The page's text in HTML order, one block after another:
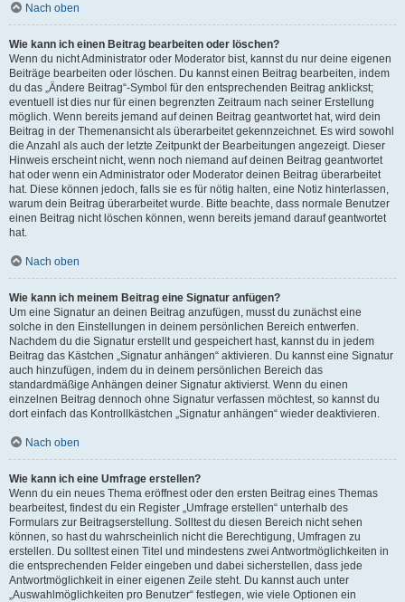
Nach oben
Wie kann ich einen Beitrag bearbeiten oder löschen?
Wenn du nicht Administrator oder Moderator bist, kannst du nur deine eigenen
Beiträge bearbeiten oder löschen. Du kannst einen Beitrag bearbeiten, indem
du das „Ändere Beitrag“-Symbol für den entsprechenden Beitrag anklickst;
eventuell ist dies nur für einen begrenzten Zeitraum nach seiner Erstellung
möglich. Wenn bereits jemand auf deinen Beitrag geantwortet hat, wird dein
Beitrag in der Themenansicht als überarbeitet gekennzeichnet. Es wird sowohl
die Anzahl als auch der letzte Zeitpunkt der Bearbeitungen angezeigt. Dieser
Hinweis erscheint nicht, wenn noch niemand auf deinen Beitrag geantwortet
hat oder wenn ein Administrator oder Moderator deinen Beitrag überarbeitet
hat. Diese können jedoch, falls sie es für nötig halten, eine Notiz hinterlassen,
warum dein Beitrag überarbeitet wurde. Bitte beachte, dass normale Benutzer
einen Beitrag nicht löschen können, wenn bereits jemand darauf geantwortet
hat.
Nach oben
Wie kann ich meinem Beitrag eine Signatur anfügen?
Um eine Signatur an deinen Beitrag anzufügen, musst du zunächst eine
solche in den Einstellungen in deinem persönlichen Bereich entwerfen.
Nachdem du die Signatur erstellt und gespeichert hast, kannst du in jedem
Beitrag das Kästchen „Signatur anhängen“ aktivieren. Du kannst eine Signatur
auch hinzufügen, indem du in deinem persönlichen Bereich das
standardmäßige Anhängen deiner Signatur aktivierst. Wenn du einen
einzelnen Beitrag dennoch ohne Signatur verfassen möchtest, so kannst du
dort einfach das Kontrollkästchen „Signatur anhängen“ wieder deaktivieren.
Nach oben
Wie kann ich eine Umfrage erstellen?
Wenn du ein neues Thema eröffnest oder den ersten Beitrag eines Themas
bearbeitest, findest du ein Register „Umfrage erstellen“ unterhalb des
Formulars zur Beitragserstellung. Solltest du diesen Bereich nicht sehen
können, so hast du wahrscheinlich nicht die Berechtigung, Umfragen zu
erstellen. Du solltest einen Titel und mindestens zwei Antwortmöglichkeiten in
die entsprechenden Felder eingeben und dabei sicherstellen, dass jede
Antwortmöglichkeit in einer eigenen Zeile steht. Du kannst auch unter
„Auswahlmöglichkeiten pro Benutzer“ festlegen, wie viele Optionen ein